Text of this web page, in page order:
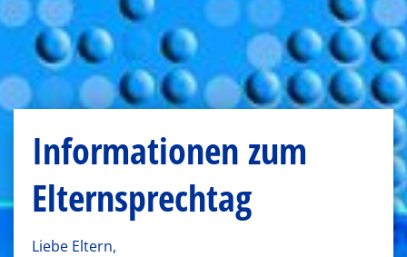
Informationen zum
Elternsprechtag
Liebe Eltern,